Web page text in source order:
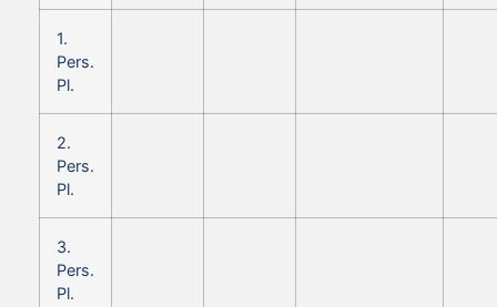
1.
Pers.
Pl.
2.
Pers.
Pl.
3.
Pers.
Pl.